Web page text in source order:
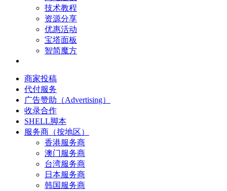
技术教程
资源分享
优惠活动
宝塔面板
智简魔方
商家投稿
代付服务
广告赞助（Advertising）
收录合作
SHELL脚本
服务商（按地区）
香港服务商
澳门服务商
台湾服务商
日本服务商
韩国服务商